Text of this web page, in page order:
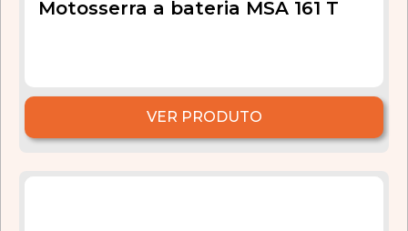
Motosserra a bateria MSA 161 T
VER PRODUTO